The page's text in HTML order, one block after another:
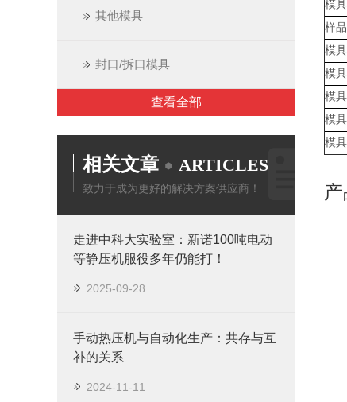
模
样
模
模
模
模
模
其他模具
封口/拆口模具
查看全部
相关文章 ARTICLES
致力于成为更好的解决方案供应商！
走进中科大实验室：新诺100吨电动
等静压机服役多年仍能打！
2025-09-28
手动热压机与自动化生产：共存与互
补的关系
2024-11-11